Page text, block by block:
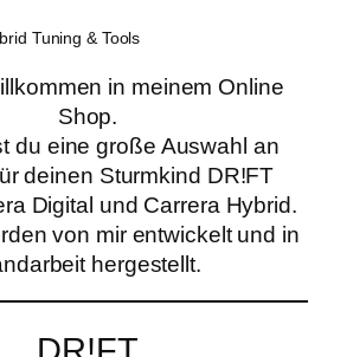
in meinem Online
Shop.
du eine große Auswahl an
deinen Sturmkind DR!FT
Digital und Carrera Hybrid.
von mir entwickelt und in
hergestellt.
DR!FT